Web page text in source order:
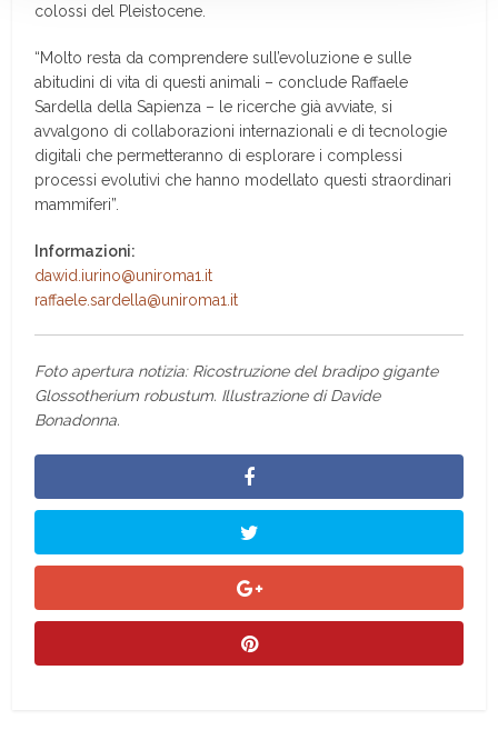
colossi del Pleistocene.
“Molto resta da comprendere sull’evoluzione e sulle
abitudini di vita di questi animali – conclude Raffaele
Sardella della Sapienza – le ricerche già avviate, si
avvalgono di collaborazioni internazionali e di tecnologie
digitali che permetteranno di esplorare i complessi
processi evolutivi che hanno modellato questi straordinari
mammiferi”.
Informazioni:
dawid.iurino@uniroma1.it
raffaele.sardella@uniroma1.it
Foto apertura notizia: Ricostruzione del bradipo gigante
Glossotherium robustum. Illustrazione di Davide
Bonadonna.